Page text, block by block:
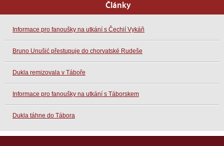
Články
Informace pro fanoušky na utkání s Čechií Vykáň
Bruno Unušić přestupuje do chorvatské Rudeše
Dukla remizovala v Táboře
Informace pro fanoušky na utkání s Táborskem
Dukla táhne do Tábora